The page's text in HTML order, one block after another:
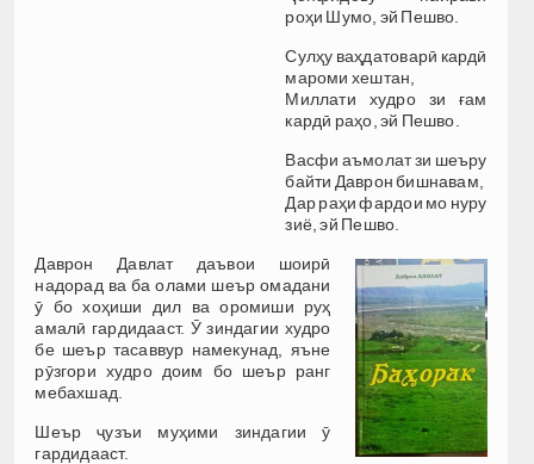
роҳи Шумо, эй Пешво.
Сулҳу ваҳдатоварӣ кардӣ
мароми хештан,
Миллати худро зи ғам
кардӣ раҳо, эй Пешво.
Васфи аъмолат зи шеъру
байти Даврон бишнавам,
Дар раҳи фардои мо нуру
зиё, эй Пешво.
Даврон Давлат даъвои шоирӣ
надорад ва ба олами шеър омадани
ӯ бо хоҳиши дил ва оромиши руҳ
амалӣ гардидааст. Ӯ зиндагии худро
бе шеър тасаввур намекунад, яъне
рӯзгори худро доим бо шеър ранг
мебахшад.
Шеър ҷузъи муҳими зиндагии ӯ
гардидааст.